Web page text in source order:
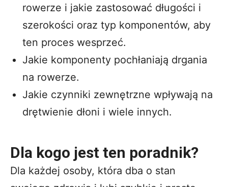
rowerze i jakie zastosować długości i
szerokości oraz typ komponentów, aby
ten proces wesprzeć.
Jakie komponenty pochłaniają drgania
na rowerze.
Jakie czynniki zewnętrzne wpływają na
drętwienie dłoni i wiele innych.
Dla kogo jest ten poradnik?
Dla każdej osoby, która dba o stan